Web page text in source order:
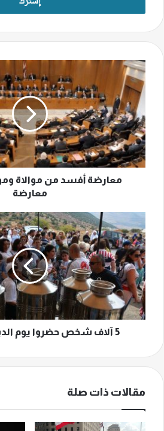
معارضة
أفسد
من
موالاة
وموالاة
أفسد
من
معارضة
معارضة أفسد من موالاة
معارضة
5
آلاف
شخص
حضروا
يوم
الدبس
في
راشيا
5 آلاف شخص حضروا يوم الدبس في راشيا
مقالات ذات صلة